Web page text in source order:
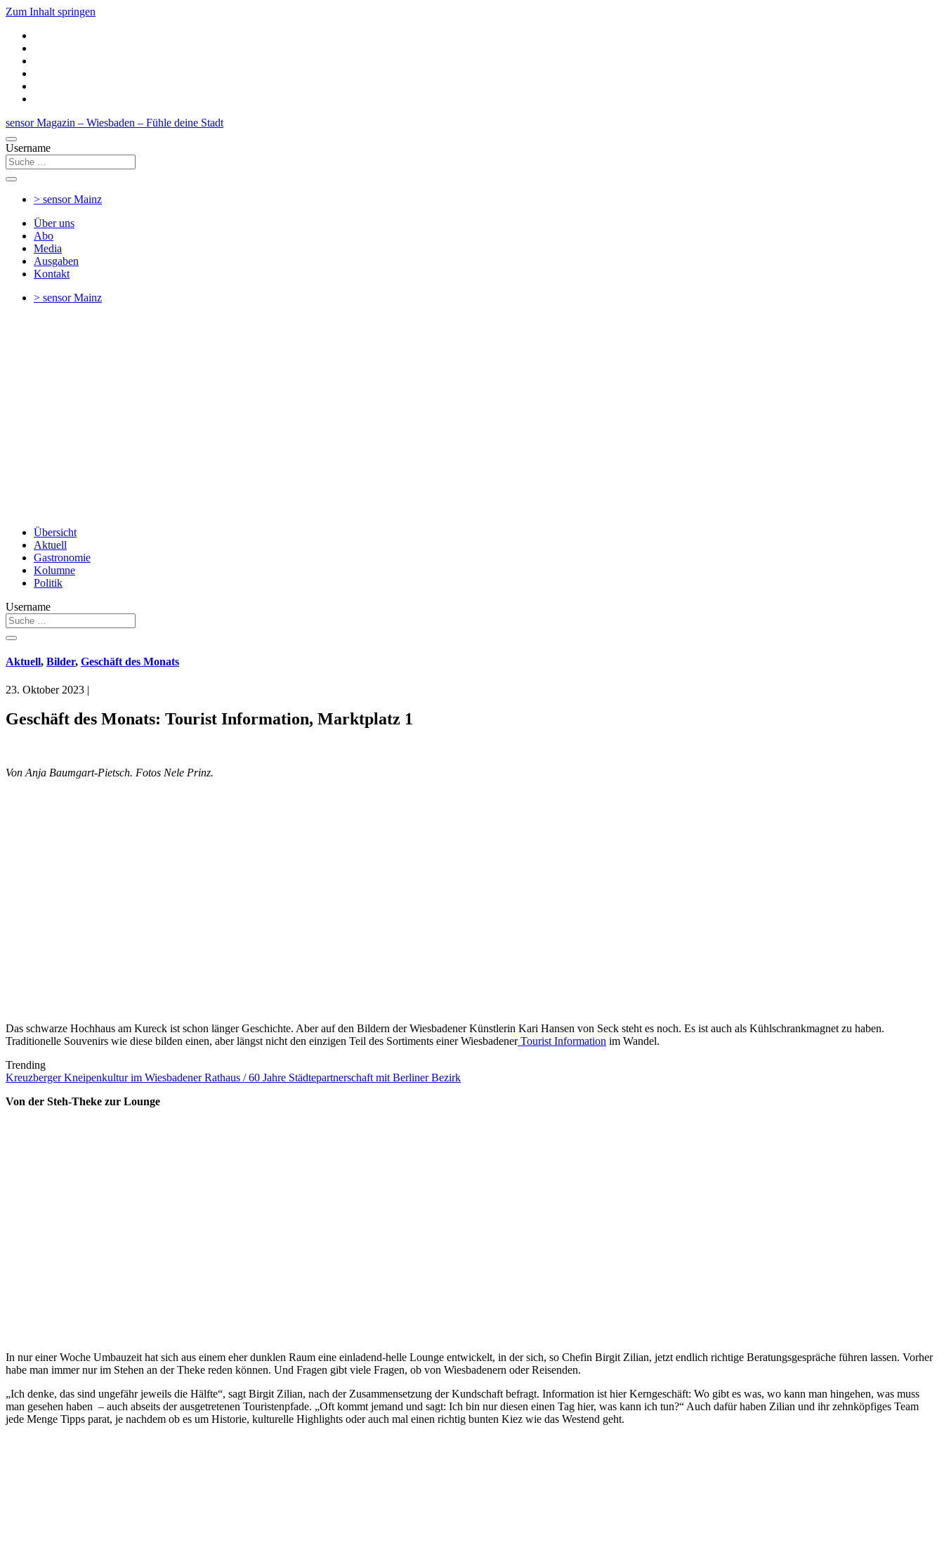
Zum Inhalt springen
sensor Magazin – Wiesbaden – Fühle deine Stadt
Username
> sensorMainz
Über uns
Abo
Media
Ausgaben
Kontakt
> sensorMainz
Übersicht
Aktuell
Gastronomie
Kolumne
Politik
Username
Aktuell, Bilder, Geschäft des Monats
23. Oktober 2023 |
Geschäft des Monats: Tourist Information, Marktplatz 1
Von Anja Baumgart-Pietsch. Fotos Nele Prinz.
Das schwarze Hochhaus am Kureck ist schon länger Geschichte. Aber auf den Bildern der Wiesbadener Künstlerin Kari Hansen von Seck steht es noch. Es ist auch als Kühlschrankmagnet zu haben.
Traditionelle Souvenirs wie diese bilden einen, aber längst nicht den einzigen Teil des Sortiments einer WiesbadenerTourist Information im Wandel.
Trending
Kreuzberger Kneipenkultur im Wiesbadener Rathaus / 60 Jahre Städtepartnerschaft mit Berliner Bezirk
Von der Steh-Theke zur Lounge
In nur einer Woche Umbauzeit hat sich aus einem eher dunklen Raum eine einladend-helle Lounge entwickelt, in der sich, so Chefin Birgit Zilian, jetzt endlich richtige Beratungsgespräche führen lassen. Vorher
habe man immer nur im Stehen an der Theke reden können. Und Fragen gibt viele Fragen, ob von Wiesbadenern oder Reisenden.
„Ich denke, das sind ungefähr jeweils die Hälfte“, sagt Birgit Zilian, nach der Zusammensetzung der Kundschaft befragt. Information ist hier Kerngeschäft: Wo gibt es was, wo kann man hingehen, was muss
man gesehen haben – auch abseits der ausgetretenen Touristenpfade. „Oft kommt jemand und sagt: Ich bin nur diesen einen Tag hier, was kann ich tun?“ Auch dafür haben Zilian und ihr zehnköpfiges Team
jede Menge Tipps parat, je nachdem ob es um Historie, kulturelle Highlights oder auch mal einen richtig bunten Kiez wie das Westend geht.